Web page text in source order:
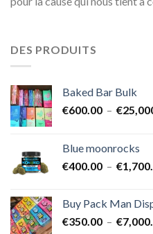
DES PRODUITS
Baked Bar Bulk
€600.00 – €
Blue moonrocks
€400.00 – €
Buy Pack Man
€350.00 – €